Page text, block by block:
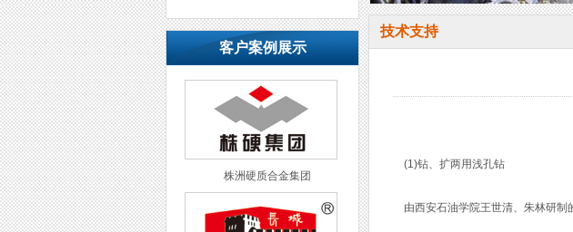
客户案例展示
株洲硬质合金集团
技术支持
(1)钻、扩两用浅孔钻
由西安石油学院王世清、朱林研制